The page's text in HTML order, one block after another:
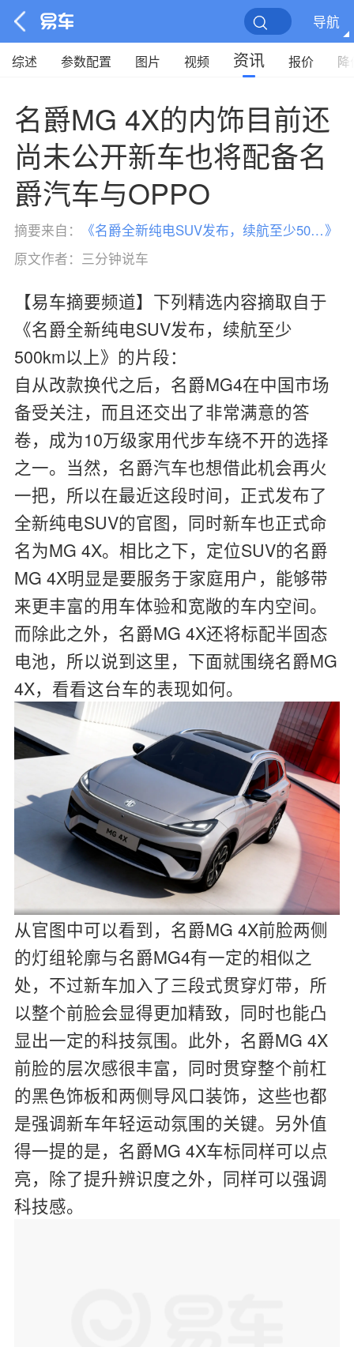
导航
综述 参数配置 图片 视频 资讯 报价 降
名爵MG 4X的内饰目前还
尚未公开新车也将配备名
爵汽车与OPPO
摘要来自： 《 名爵全新纯电SUV发布，续航至少500km以上》
原文作者： 三分钟说车
【易车摘要频道】下列精选内容摘取自于
《名爵全新纯电SUV发布，续航至少
500km以上》的片段：
自从改款换代之后，名爵MG4在中国市场
备受关注，而且还交出了非常满意的答
卷，成为10万级家用代步车绕不开的选择
之一。当然，名爵汽车也想借此机会再火
一把，所以在最近这段时间，正式发布了
全新纯电SUV的官图，同时新车也正式命
名为MG 4X。相比之下，定位SUV的名爵
MG 4X明显是要服务于家庭用户，能够带
来更丰富的用车体验和宽敞的车内空间。
而除此之外，名爵MG 4X还将标配半固态
电池，所以说到这里，下面就围绕名爵MG
4X，看看这台车的表现如何。
从官图中可以看到，名爵MG 4X前脸两侧
的灯组轮廓与名爵MG4有一定的相似之
处，不过新车加入了三段式贯穿灯带，所
以整个前脸会显得更加精致，同时也能凸
显出一定的科技氛围。此外，名爵MG 4X
前脸的层次感很丰富，同时贯穿整个前杠
的黑色饰板和两侧导风口装饰，这些也都
是强调新车年轻运动氛围的关键。另外值
得一提的是，名爵MG 4X车标同样可以点
亮，除了提升辨识度之外，同样可以强调
科技感。